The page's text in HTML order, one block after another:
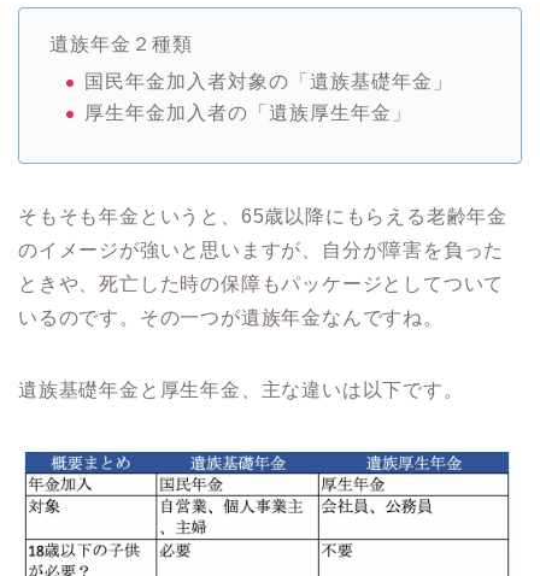
遺族年金２種類
国民年金加入者対象の「遺族基礎年金」
厚生年金加入者の「遺族厚生年金」
そもそも年金というと、65歳以降にもらえる老齢年金
のイメージが強いと思いますが、自分が障害を負った
ときや、死亡した時の保障もパッケージとしてついて
いるのです。その一つが遺族年金なんですね。
遺族基礎年金と厚生年金、主な違いは以下です。